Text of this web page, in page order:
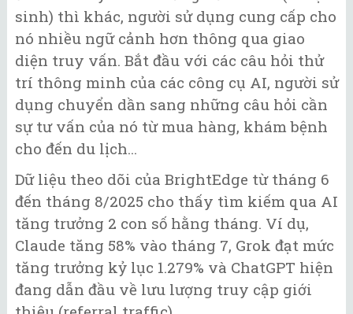
sinh) thì khác, người sử dụng cung cấp cho
nó nhiều ngữ cảnh hơn thông qua giao
diện truy vấn. Bắt đầu với các câu hỏi thử
trí thông minh của các công cụ AI, người sử
dụng chuyển dần sang những câu hỏi cần
sự tư vấn của nó từ mua hàng, khám bệnh
cho đến du lịch...
Dữ liệu theo dõi của BrightEdge từ tháng 6
đến tháng 8/2025 cho thấy tìm kiếm qua AI
tăng trưởng 2 con số hằng tháng. Ví dụ,
Claude tăng 58% vào tháng 7, Grok đạt mức
tăng trưởng kỷ lục 1.279% và ChatGPT hiện
đang dẫn đầu về lưu lượng truy cập giới